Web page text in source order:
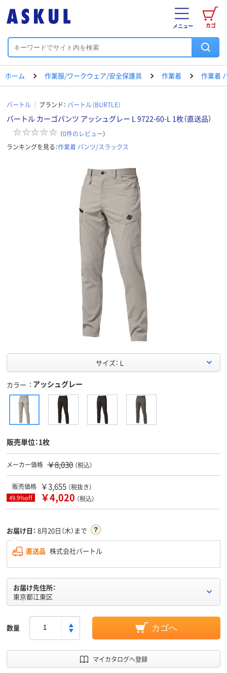
カゴ
メニュー
ホーム 作業服/ワークウェア/安全保護具 作業着 作業着
バートル ブランド： バートル（BURTLE）
バートル カーゴパンツ アッシュグレー L 9722-60-L 1枚（直送品）
（0件のレビュー）
ランキングを見る：作業着 パンツ/スラックス
サイズ：Ｌ
カラー アッシュグレー
販売単位：1枚
メーカー価格 ￥8,030 （税込）
販売価格 ￥3,655 （税抜き）
49.9%off ￥4,020 （税込）
お届け日： 8月20日（木）まで
直送品 株式会社バートル
お届け先住所：
東京都江東区
数量 カゴへ
マイカタログへ登録